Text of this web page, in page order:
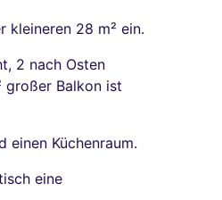
kleineren 28 m² ein.
2 nach Osten
großer Balkon ist
einen Küchenraum.
eine